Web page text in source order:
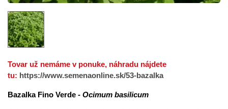
Tovar už nemáme v ponuke, náhradu nájdete
tu: https://www.semenaonline.sk/53-bazalka
Bazalka Fino Verde - Ocimum basilicum